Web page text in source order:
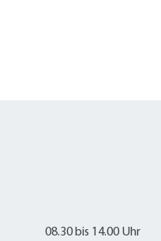
08.30 bis 14.00 Uhr